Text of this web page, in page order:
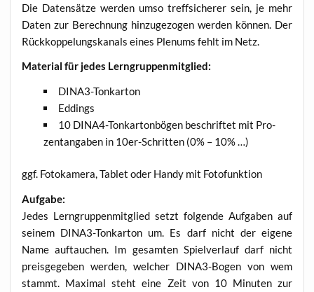
Die Daten­sät­ze wer­den umso treff­si­che­rer sein, je mehr
Daten zur Berech­nung hin­zu­ge­zo­gen wer­den kön­nen. Der
Rück­kop­pe­lungs­ka­nals eines Ple­nums fehlt im Netz.
Mate­ri­al für jedes Lerngruppenmitglied:
DINA3-Ton­kar­ton
Eddings
10 DINA4-Ton­kar­ton­bö­gen beschrif­tet mit Pro­
zent­an­ga­ben in 10er-Schrit­ten (0% – 10% …)
ggf. Foto­ka­me­ra, Tablet oder Han­dy mit Fotofunktion
Auf­ga­be:
Jedes Lern­grup­pen­mit­glied setzt fol­gen­de Auf­ga­ben auf
sei­nem DINA3-Ton­kar­ton um. Es darf nicht der eige­ne
Name auf­tau­chen. Im gesam­ten Spiel­ver­lauf darf nicht
preis­ge­ge­ben wer­den, wel­cher DINA3-Bogen von wem
stammt. Maxi­mal steht eine Zeit von 10 Minu­ten zur